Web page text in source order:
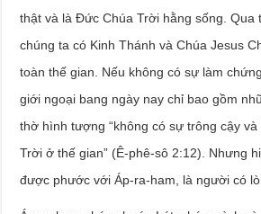
thật và là Đức Chúa Trời hằng sống. Qua
chúng ta có Kinh Thánh và Chúa Jesus
toàn thế gian. Nếu không có sự làm
giới ngoại bang ngày nay chỉ bao gồm
thờ hình tượng “không có sự trông cậy
Trời ở thế gian” (Ê-phê-sô 2:12). Nhưng
được phước với Áp-ra-ham, là người có